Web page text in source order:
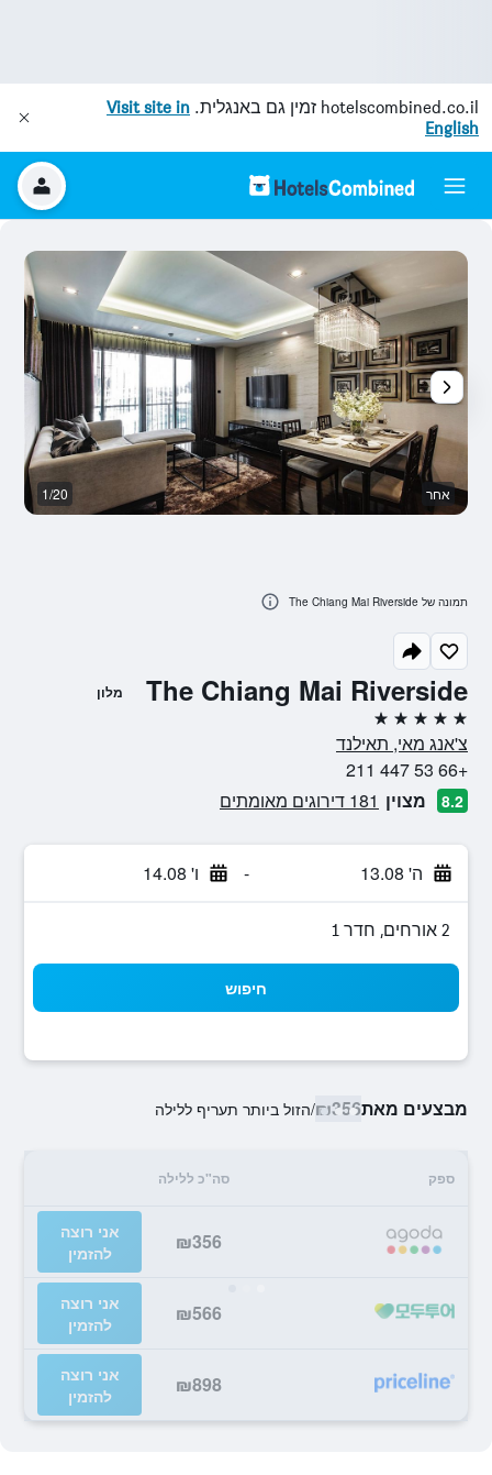
hotelscombined.co.il זמין גם באנגלית. Visit site in
English
The Chiang Mai Riverside מלון
5 כוכבים
צ'אנג מאי, תאילנד
+66 53 447 211
8.2 מצוין 181 דירוגים מאומתים
ה' 13.08 - ו' 14.08
2 אורחים, חדר 1
חיפוש
מבצעים מאת₪356
/הזול ביותר תעריף ללילה
ספק סה"כ ללילה
₪356
אני רוצה
להזמין
₪566
אני רוצה
להזמין
₪898
אני רוצה
להזמין
אחר 1/20
תמונה של The Chiang Mai Riverside